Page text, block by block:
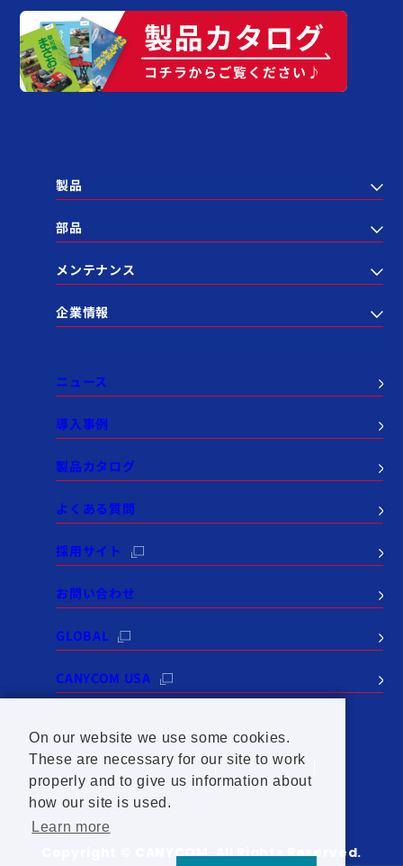
製品
部品
メンテナンス
企業情報
ニュース
導入事例
製品カタログ
よくある質問
採用サイト
お問い合わせ
GLOBAL
CANYCOM USA
個人情報保護方針
サイトポリシー
SNSポリシー
セールスポリシー
Copyright © CANYCOM. All Rights Reserved.
On our website we use some cookies.
These are necessary for our site to work
properly and to give us information about
how our site is used.
Learn more